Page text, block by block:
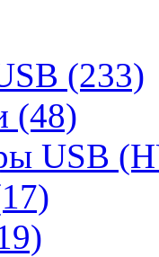
(233)
(48)
USB